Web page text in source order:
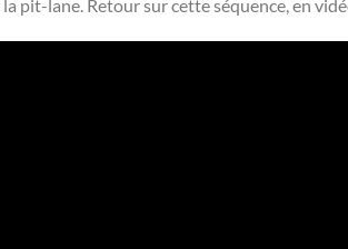
la pit-lane. Retour sur cette séquence, en